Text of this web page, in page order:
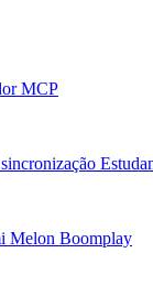
MCP
Melon Boomplay